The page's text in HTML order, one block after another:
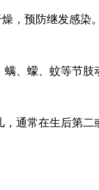
，预防继发感染
、蠓、蚊等节肢
通常在生后第二